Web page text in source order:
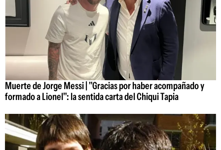
Muerte de Jorge Messi | "Gracias por haber acompañado y
formado a Lionel": la sentida carta del Chiqui Tapia